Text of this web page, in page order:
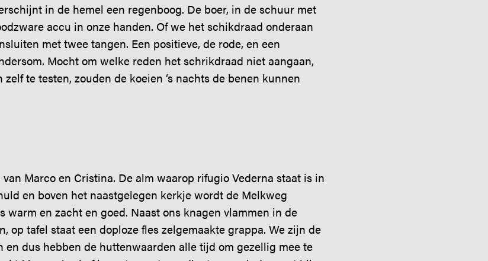
in de hemel een regenboog. De boer, in de schuur met
accu in onze handen. Of we het schikdraad onderaan
met twee tangen. Een positieve, de rode, en een
Mocht om welke reden het schrikdraad niet aangaan,
te testen, zouden de koeien ‘s nachts de benen kunnen
Marco en Cristina. De alm waarop rifugio Vederna staat is in
en boven het naastgelegen kerkje wordt de Melkweg
warm en zacht en goed. Naast ons knagen vlammen in de
op tafel staat een doploze fles zelgemaakte grappa. We zijn de
en dus hebben de huttenwaarden alle tijd om gezellig mee te